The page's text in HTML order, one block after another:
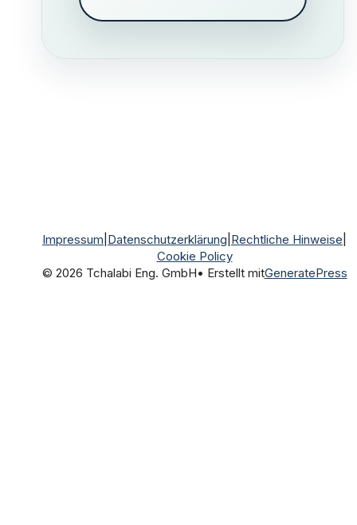
Impressum Datenschutzerklärung Rechtliche Hinweise
Cookie Policy
© 2026 Tchalabi Eng. GmbH• Erstellt mitGeneratePress